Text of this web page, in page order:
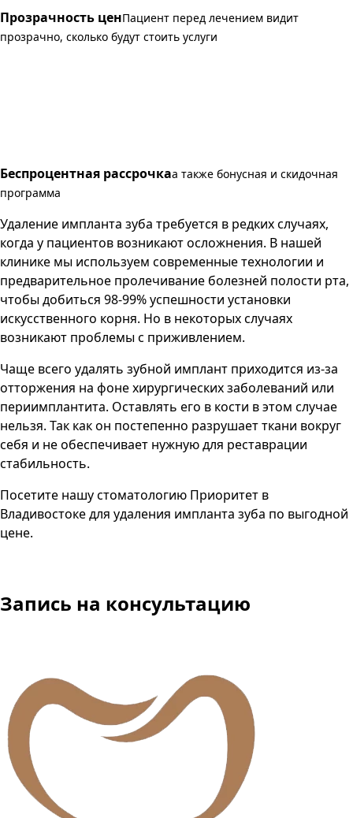
Прозрачность ценПациент перед лечением видит
прозрачно, сколько будут стоить услуги
Беспроцентная рассрочкаа также бонусная и скидочная
программа
Удаление импланта зуба требуется в редких случаях,
когда у пациентов возникают осложнения. В нашей
клинике мы используем современные технологии и
предварительное пролечивание болезней полости рта,
чтобы добиться 98-99% успешности установки
искусственного корня. Но в некоторых случаях
возникают проблемы с приживлением.
Чаще всего удалять зубной имплант приходится из-за
отторжения на фоне хирургических заболеваний или
периимплантита. Оставлять его в кости в этом случае
нельзя. Так как он постепенно разрушает ткани вокруг
себя и не обеспечивает нужную для реставрации
стабильность.
Посетите нашу стоматологию Приоритет в
Владивостокедля удаления импланта зуба по выгодной
цене.
Запись на консультацию